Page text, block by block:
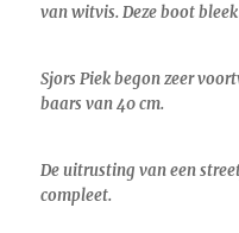
van witvis. Deze boot
Sjors Piek begon zeer
baars van 40 cm.
De uitrusting van een
compleet.